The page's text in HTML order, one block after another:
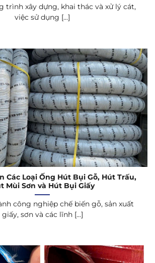
trình xây dựng, khai thác và xử lý cát,
việc sử dụng [...]
Các Loại Ống Hút Bụi Gỗ, Hút Trấu,
Mùi Sơn và Hút Bụi Giấy
công nghiệp chế biến gỗ, sản xuất
giấy, sơn và các lĩnh [...]